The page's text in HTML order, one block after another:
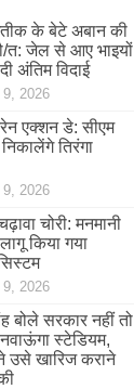
के बेटे अबान की
त: जेल से आए भाइयों
अंतिम विदाई
2026
एक्शन डे: सीएम
तिरंगा
2026
चोरी: मनमानी
किया गया
2026
बोले सरकार नहीं तो
स्टेडियम,
उसे खारिज कराने